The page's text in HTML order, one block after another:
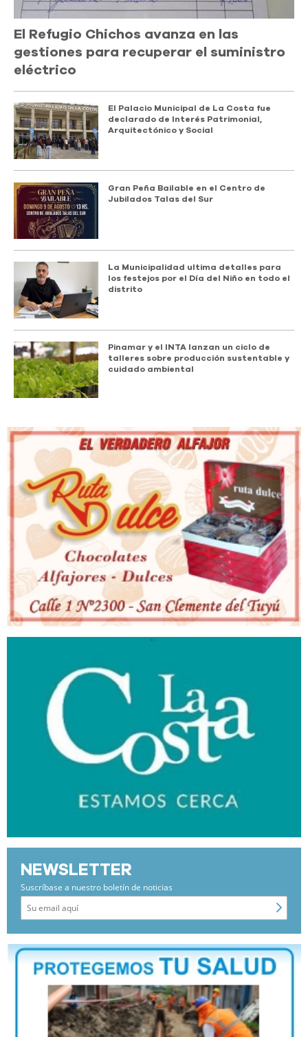
El Refugio Chichos avanza en las
gestiones para recuperar el suministro
eléctrico
El Palacio Municipal de La Costa fue
declarado de Interés Patrimonial,
Arquitectónico y Social
Gran Peña Bailable en el Centro de
Jubilados Talas del Sur
La Municipalidad ultima detalles para
los festejos por el Día del Niño en todo el
distrito
Pinamar y el INTA lanzan un ciclo de
talleres sobre producción sustentable y
cuidado ambiental
NEWSLETTER
Suscríbase a nuestro boletín de noticias